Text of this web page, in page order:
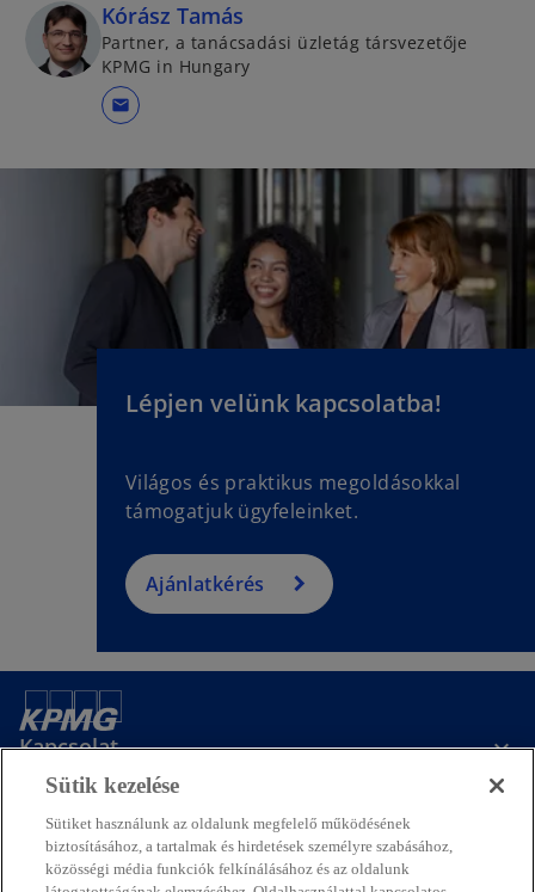
Kórász Tamás
Partner, a tanácsadási üzletág társvezetője
KPMG in Hungary
mail
Lépjen velünk kapcsolatba!
Világos és praktikus megoldásokkal
támogatjuk ügyfeleinket.
Ajánlatkérés
Kapcsolat
Média
Sütik kezelése
Sütiket használunk az oldalunk megfelelő működésének
biztosításához, a tartalmak és hirdetések személyre szabásához,
közösségi média funkciók felkínálásához és az oldalunk